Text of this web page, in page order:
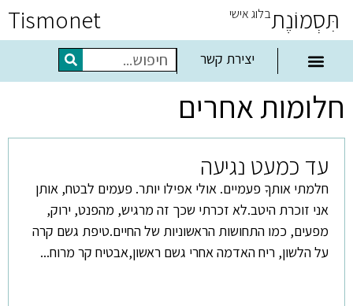
Tismonet תִּסְמוֹנֶתבלוג אישי
יצירת קשר
חלומות אחרים
עד כמעט נגיעה
חלמתי אותךָ פעמיים. אולי אפילו יותר. פעמים לבטח, אותן
אני זוכרת היטב.לא זכרתי שכך זה מרגיש, מהפנט, ירוק,
מפעים, כמו התחושות הראשוניות של החיים.טיפת גשם קרה
על הלשון, ריח האדמה אחרי גשם ראשון,אבטיח קר מרוח...